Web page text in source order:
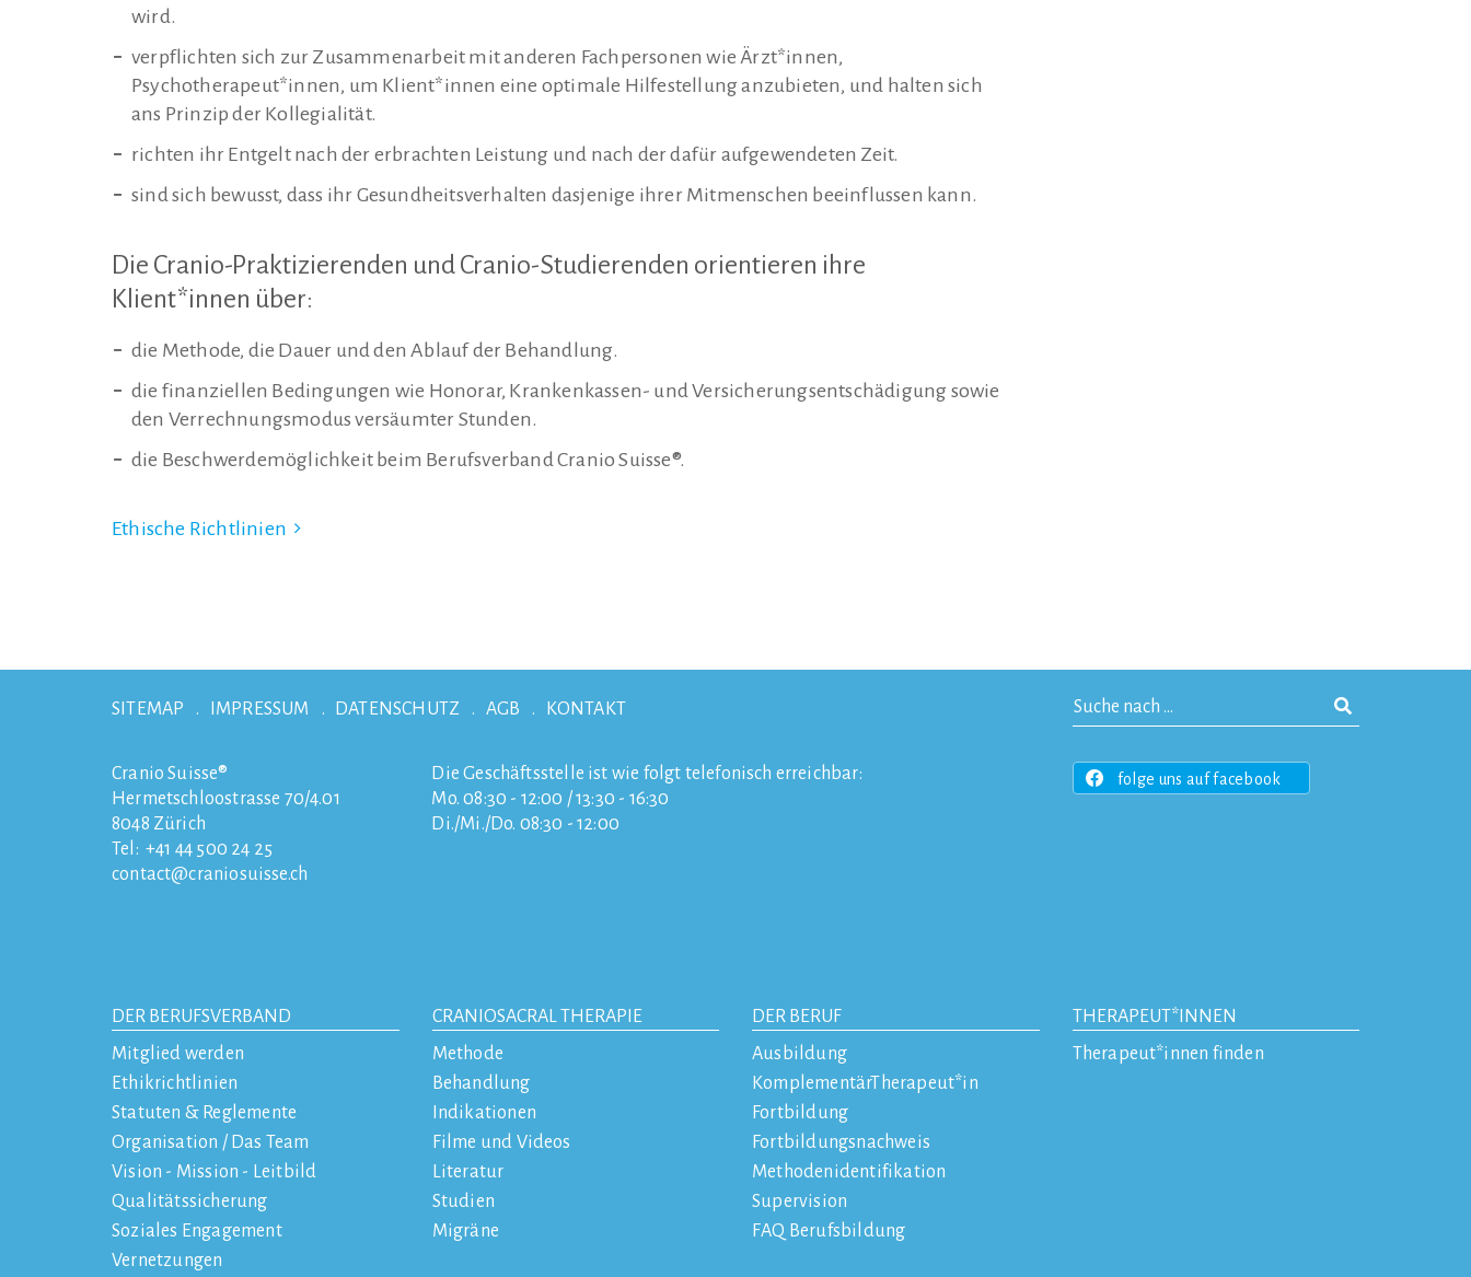
wird.
verpflichten sich zur Zusammenarbeit mit anderen Fachpersonen wie Ärzt*innen,
Psychotherapeut*innen, um Klient*innen eine optimale Hilfestellung anzubieten, und halten sich
ans Prinzip der Kollegialität.
richten ihr Entgelt nach der erbrachten Leistung und nach der dafür aufgewendeten Zeit.
sind sich bewusst, dass ihr Gesundheitsverhalten dasjenige ihrer Mitmenschen beeinflussen kann.
Die Cranio-Praktizierenden und Cranio-Studierenden orientieren ihre
Klient*innen über:
die Methode, die Dauer und den Ablauf der Behandlung.
die finanziellen Bedingungen wie Honorar, Krankenkassen- und Versicherungsentschädigung sowie
den Verrechnungsmodus versäumter Stunden.
die Beschwerdemöglichkeit beim Berufsverband Cranio Suisse®.
Ethische Richtlinien
SITEMAP IMPRESSUM DATENSCHUTZ AGB KONTAKT
Cranio Suisse®
Hermetschloostrasse 70/4.01
8048 Zürich
Tel: +41 44 500 24 25
contact
craniosuisse.ch
Die Geschäftsstelle ist wie folgt telefonisch erreichbar:
Mo. 08:30 - 12:00 / 13:30 - 16:30
Di./Mi./Do. 08:30 - 12:00
folge uns auf facebook
DER BERUFSVERBAND
Mitglied werden
Ethikrichtlinien
Statuten & Reglemente
Organisation / Das Team
Vision - Mission - Leitbild
Qualitätssicherung
Soziales Engagement
Vernetzungen
CRANIOSACRAL THERAPIE
Methode
Behandlung
Indikationen
Filme und Videos
Literatur
Studien
Migräne
DER BERUF
Ausbildung
KomplementärTherapeut*in
Fortbildung
Fortbildungsnachweis
Methodenidentifikation
Supervision
FAQ Berufsbildung
THERAPEUT*INNEN
Therapeut*innen finden